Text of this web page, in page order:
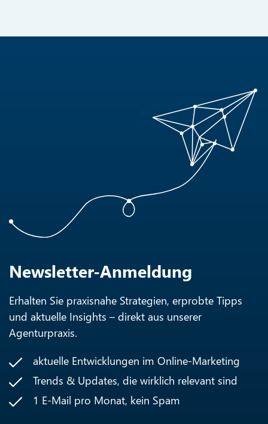
Newsletter-Anmeldung
Erhalten Sie praxisnahe Strategien, erprobte Tipps
und aktuelle Insights – direkt aus unserer
Agenturpraxis.
aktuelle Entwicklungen im Online-Marketing
Trends & Updates, die wirklich relevant sind
1 E-Mail pro Monat, kein Spam